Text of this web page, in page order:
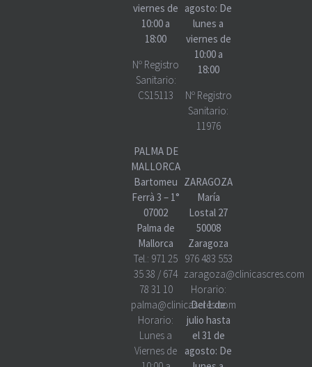
viernes de
10:00 a
18:00
Nº Registro
Sanitario:
CS15113
PALMA DE
MALLORCA
Bartomeu
Ferrà 3 – 1°
07002
Palma de
Mallorca
Tel.: 971 25
35 38 / 674
78 31 10
palma@clinicascres.com
Horario:
Lunes a
Viernes de
agosto: De
lunes a
viernes de
10:00 a
18:00
Nº Registro
Sanitario:
11976
ZARAGOZA
María
Lostal 27
50008
Zaragoza
976 483 553
zaragoza@clinicascres.com
Horario:
Del 1 de
julio hasta
el 31 de
agosto: De